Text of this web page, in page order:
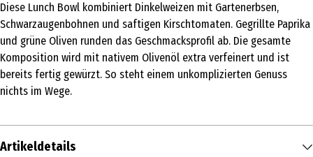
Diese Lunch Bowl kombiniert Dinkelweizen mit Gartenerbsen,
Schwarzaugenbohnen und saftigen Kirschtomaten. Gegrillte Paprika
und grüne Oliven runden das Geschmacksprofil ab. Die gesamte
Komposition wird mit nativem Olivenöl extra verfeinert und ist
bereits fertig gewürzt. So steht einem unkomplizierten Genuss
nichts im Wege.
Artikeldetails